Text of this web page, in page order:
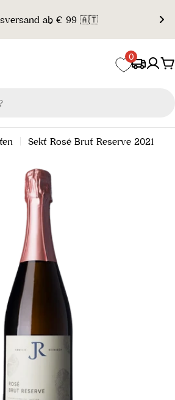
ab € 99 🇦🇹
0
Sekt Rosé Brut Reserve 2021